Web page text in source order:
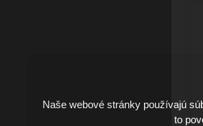
Naše webové stránky používajú
to